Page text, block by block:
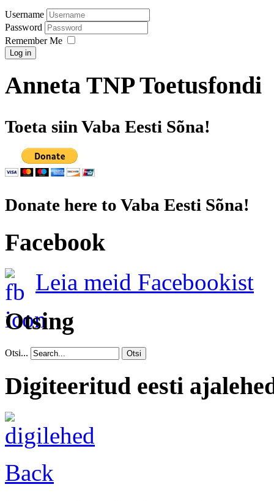
Username
Password
Remember Me
Log in
Anneta TNP Toetusfondi
Toeta siin Vaba Eesti Sõna!
Donate here to Vaba Eesti Sõna!
Facebook
Leia meid Facebookist
Otsing
Otsi... Otsi
Digiteeritud eesti
Back